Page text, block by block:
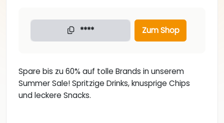
**** Zum Shop
Spare bis zu 60% auf tolle Brands in unserem
Summer Sale! Spritzige Drinks, knusprige Chips
und leckere Snacks.